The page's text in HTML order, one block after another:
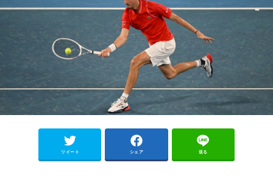
ツイート シェア 送る